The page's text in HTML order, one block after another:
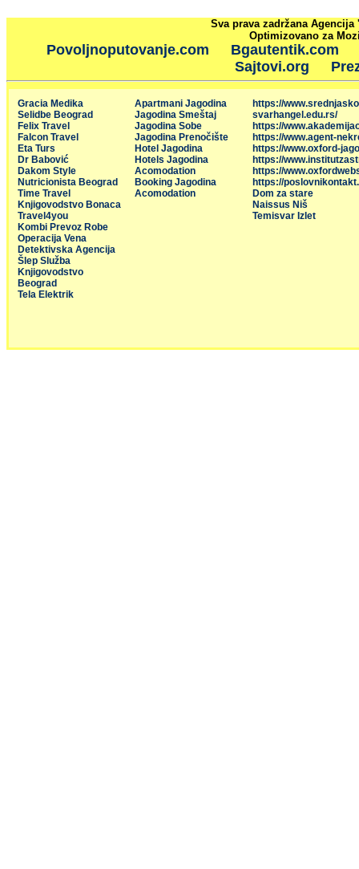
Sva prava zadržana
Optimizovano za
Povoljnoputovanje.com
Bgautentik.com
Sajtovi.org
Gracia Medika
Selidbe Beograd
Felix Travel
Falcon Travel
Eta Turs
Dr Babović
Dakom Style
Nutricionista Beograd
Time Travel
Knjigovodstvo Bonaca
Travel4you
Kombi Prevoz Robe
Operacija Vena
Detektivska Agencija
Šlep Služba
Knjigovodstvo
Beograd
Tela Elektrik
Apartmani Jagodina
Jagodina Smeštaj
Jagodina Sobe
Jagodina Prenočište
Hotel Jagodina
Hotels Jagodina
Acomodation
Booking Jagodina
Acomodation
https://
svarhangel.edu.rs/
https://
https://www.agent-
https://www.oxford-
https://
https://
https://
Dom za stare
Naissus Niš
Temisvar Izlet